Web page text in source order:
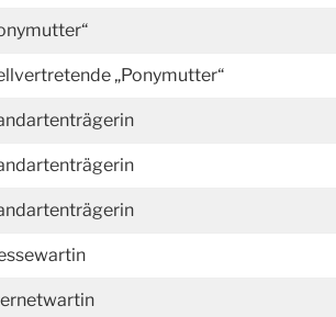
„Ponymutter“